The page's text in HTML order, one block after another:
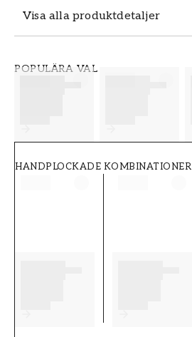
Visa alla produktdetaljer
POPULÄRA VAL
HANDPLOCKADE KOMBINATIONER